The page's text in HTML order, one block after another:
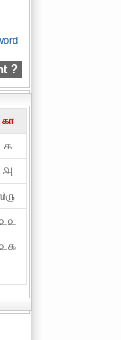
?
கா
௧
௮
௰௫
௨௨
௨௯